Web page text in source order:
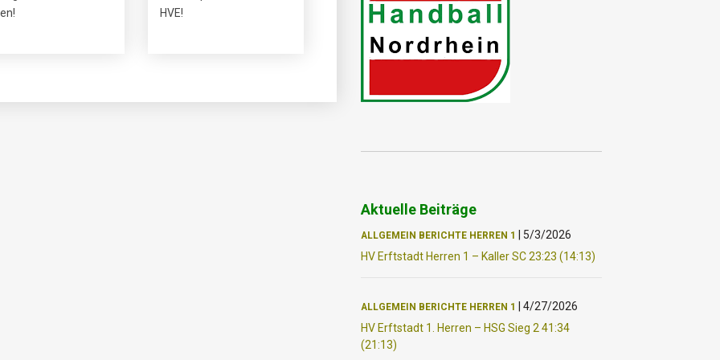
HVE!
Aktuelle Beiträge
ALLGEMEIN BERICHTE HERREN 1
5/3/2026
HV Erftstadt Herren 1 – Kaller SC 23:23 (14:13)
ALLGEMEIN BERICHTE HERREN 1
4/27/2026
HV Erftstadt 1. Herren – HSG Sieg 2 41:34
(21:13)